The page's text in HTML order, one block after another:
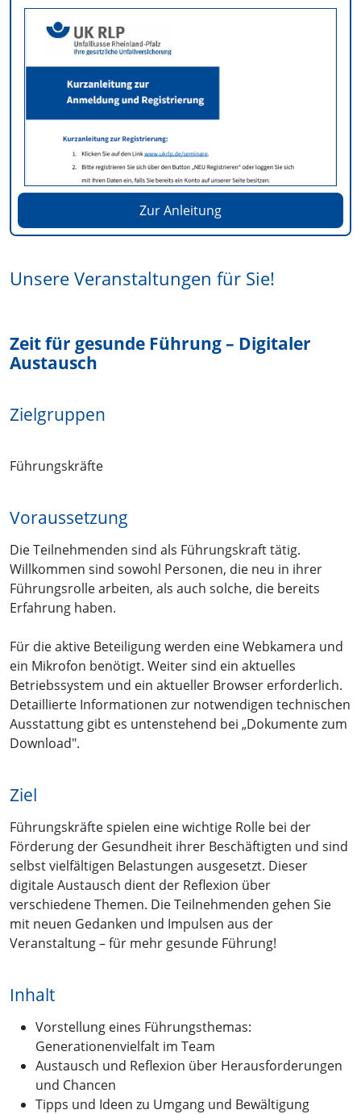
Zur Anleitung
Unsere Veranstaltungen für Sie!
Zeit für gesunde Führung – Digitaler
Austausch
Zielgruppen
Führungskräfte
Voraussetzung
Die Teilnehmenden sind als Führungskraft tätig.
Willkommen sind sowohl Personen, die neu in ihrer
Führungsrolle arbeiten, als auch solche, die bereits
Erfahrung haben.
Für die aktive Beteiligung werden eine Webkamera und
ein Mikrofon benötigt. Weiter sind ein aktuelles
Betriebssystem und ein aktueller Browser erforderlich.
Detaillierte Informationen zur notwendigen technischen
Ausstattung gibt es untenstehend bei „Dokumente zum
Download".
Ziel
Führungskräfte spielen eine wichtige Rolle bei der
Förderung der Gesundheit ihrer Beschäftigten und sind
selbst vielfältigen Belastungen ausgesetzt. Dieser
digitale Austausch dient der Reflexion über
verschiedene Themen. Die Teilnehmenden gehen Sie
mit neuen Gedanken und Impulsen aus der
Veranstaltung – für mehr gesunde Führung!
Inhalt
Vorstellung eines Führungsthemas:
Generationenvielfalt im Team
Austausch und Reflexion über Herausforderungen
und Chancen
Tipps und Ideen zu Umgang und Bewältigung